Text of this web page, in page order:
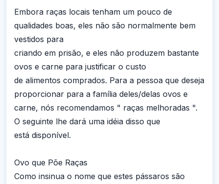
Embora raças locais tenham um pouco de
qualidades boas, eles não são normalmente bem
vestidos para
criando em prisão, e eles não produzem bastante
ovos e carne para justificar o custo
de alimentos comprados. Para a pessoa que deseja
proporcionar para a família deles/delas ovos e
carne, nós recomendamos " raças melhoradas ".
O seguinte lhe dará uma idéia disso que
está disponível.
Ovo que Põe Raças
Como insinua o nome que estes pássaros são